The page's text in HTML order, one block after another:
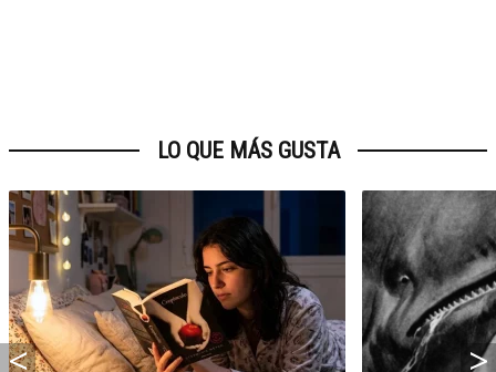
LO QUE MÁS GUSTA